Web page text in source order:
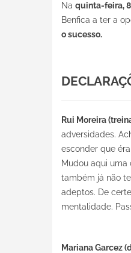
Na quinta-feira,
Benfica a ter a
o sucesso.
Rui Moreira
adversidades.
esconder que
Mudou aqui uma
também já não
adeptos. De
mentalidade.
Mariana Garcez